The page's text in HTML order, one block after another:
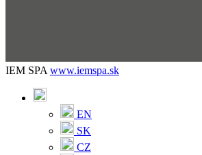
IEM SPA www.iemspa.sk
EN
SK
CZ